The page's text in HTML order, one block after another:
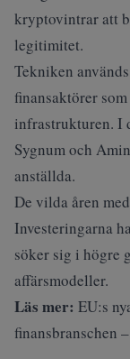
kryptovintrar att
legitimitet.
Tekniken
finansaktörer
infrastrukturen. I
Sygnum och
anställda.
De vilda åren
Investeringarna
söker sig i högre
affärsmodeller.
Läs mer: EU:s
finansbranschen